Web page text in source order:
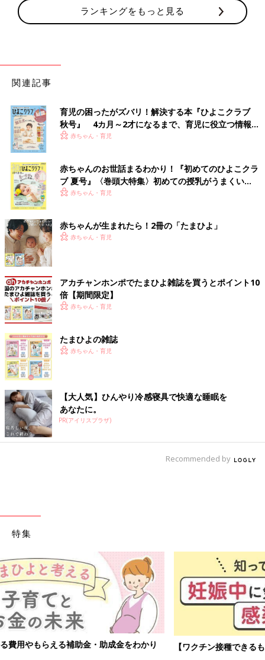
ランキングをもっと見る
関連記事
育児の困ったがズバリ！解決する本『ひよこクラブ
秋号』 4カ月～2才になるまで、育児に役立つ情報が
いっぱい！
赤ちゃん・育児
赤ちゃんのお世話まるわかり！『初めてのひよこクラ
ブ 夏号』〈巻頭大特集〉初めての授乳がうまくい
く！ おっぱい・ミルクの基本と夏のトラブル 解決テ
赤ちゃん・育児
赤ちゃんが生まれたら！2冊の「たまひよ」
赤ちゃん・育児
アカチャンホンポでたまひよ雑誌を買うとポイント10
倍【期間限定】
赤ちゃん・育児
たまひよの雑誌
赤ちゃん・育児
【大人気】ひんやり冷感寝具で快適な睡眠を
あなたに。
PR(アイリスプラザ)
Recommended by
特集
【ワクチン接種できるものも】妊婦の感染症対策、知っておいて！